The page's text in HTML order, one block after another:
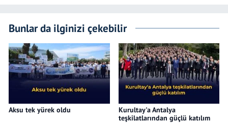
Bunlar da ilginizi çekebilir
Aksu tek yürek oldu
Kurultay'a Antalya
teşkilatlarından güçlü katılım